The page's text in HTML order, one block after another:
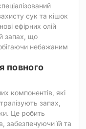
сук та кішок
ефірних олій
запах, що
небажаним
повного
компонентів, які
запах,
Це робить
забезпечуючи їй та